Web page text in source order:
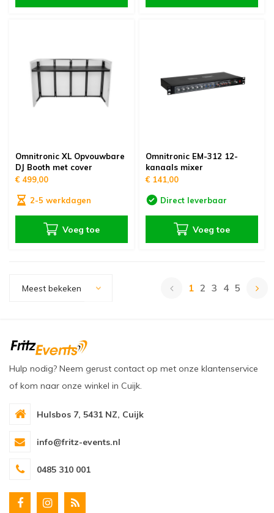
Omnitronic XL Opvouwbare
DJ Booth met cover
€ 499,00
2-5 werkdagen
Voeg toe
Omnitronic EM-312 12-
kanaals mixer
€ 141,00
Direct leverbaar
Voeg toe
Meest bekeken 1 2 3 4 5
Hulp nodig? Neem gerust contact op met onze klantenservice
of kom naar onze winkel in Cuijk.
Hulsbos 7, 5431 NZ, Cuijk
info@fritz-events.nl
0485 310 001